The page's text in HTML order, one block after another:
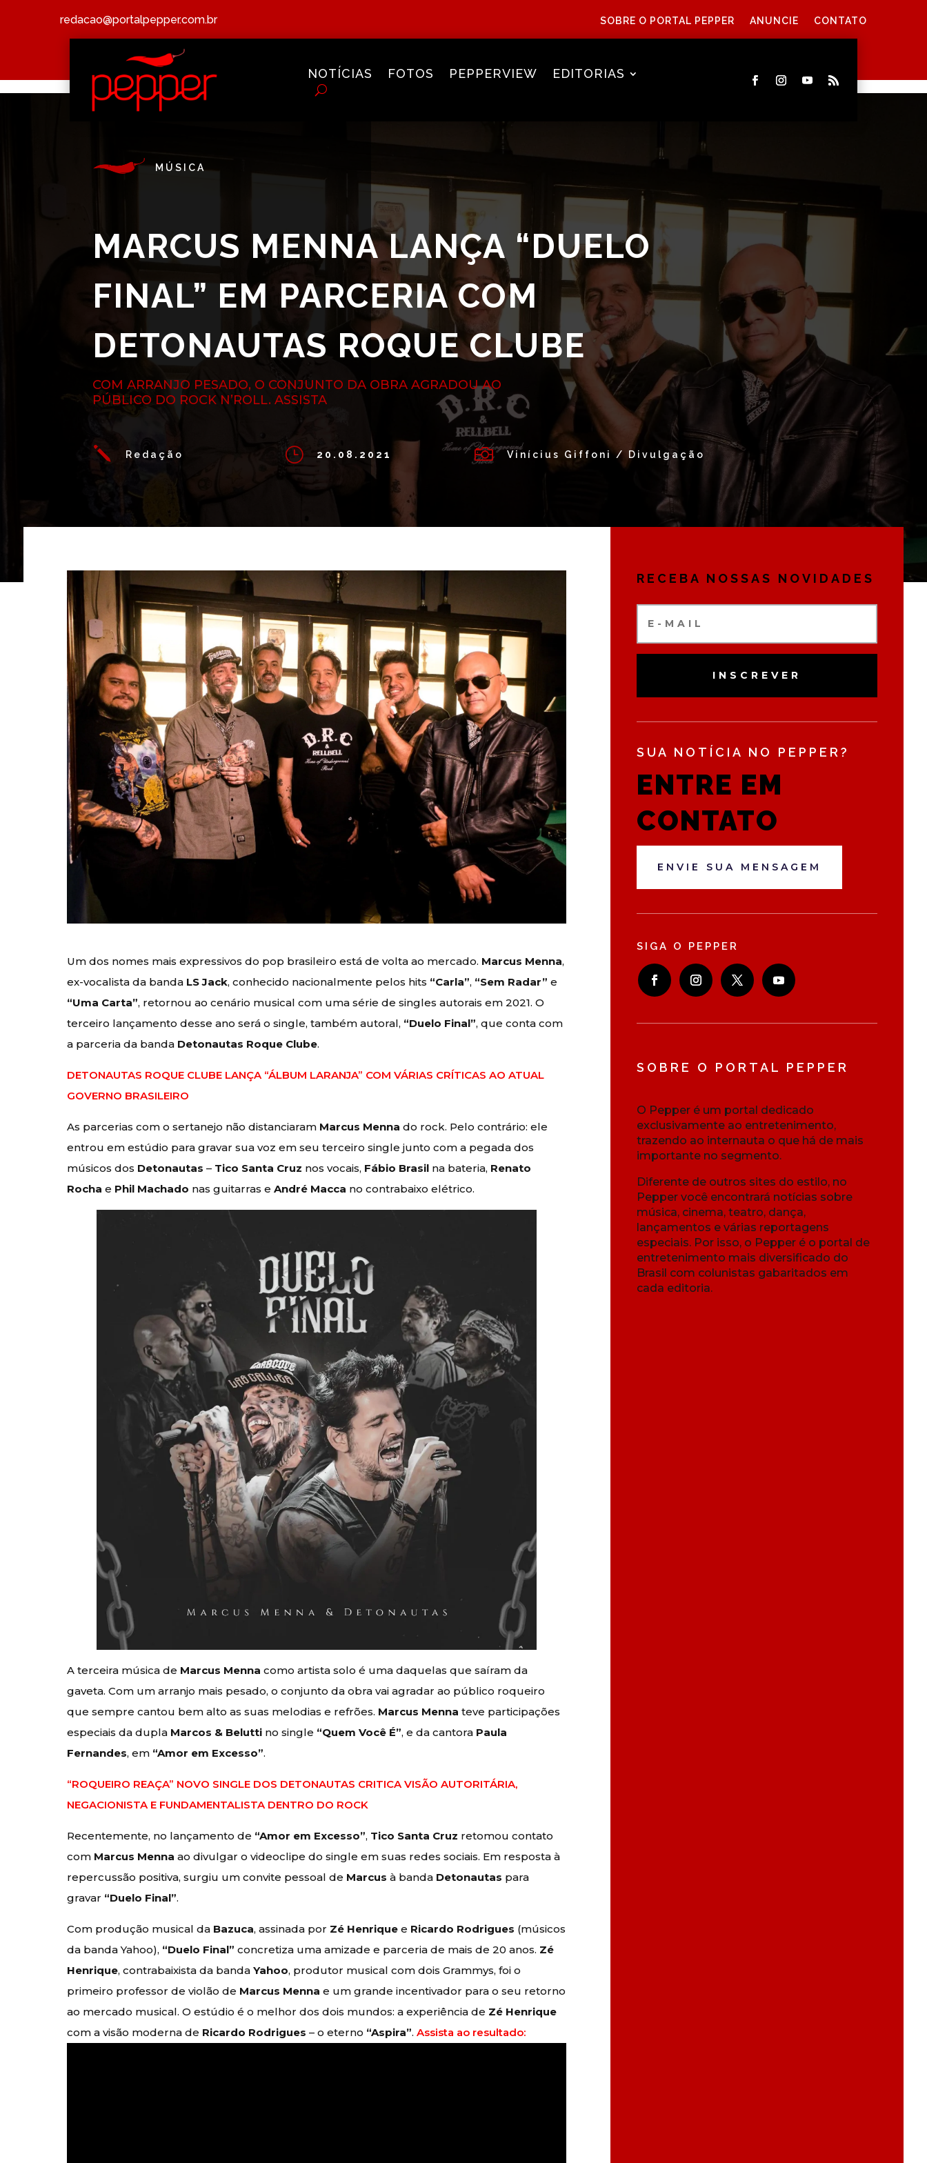
redacao@portalpepper.com.br SOBRE O PORTAL PEPPER ANUNCIE CONTATO
NOTÍCIAS FOTOS PEPPERVIEW EDITORIAS
MÚSICA
MARCUS MENNA LANÇA “DUELO
FINAL” EM PARCERIA COM
DETONAUTAS ROQUE CLUBE
COM ARRANJO PESADO, O CONJUNTO DA OBRA AGRADOU AO
PÚBLICO DO ROCK N’ROLL. ASSISTA
j Redação } 20.08.2021  Vinícius Giffoni / Divulgação
Um dos nomes mais expressivos do pop brasileiro está de volta ao mercado. Marcus Menna,
ex-vocalista da banda LS Jack, conhecido nacionalmente pelos hits “Carla”, “Sem Radar” e
“Uma Carta”, retornou ao cenário musical com uma série de singles autorais em 2021. O
terceiro lançamento desse ano será o single, também autoral, “Duelo Final”, que conta com
a parceria da banda Detonautas Roque Clube.
DETONAUTAS ROQUE CLUBE LANÇA “ÁLBUM LARANJA” COM VÁRIAS CRÍTICAS AO ATUAL
GOVERNO BRASILEIRO
As parcerias com o sertanejo não distanciaram Marcus Menna do rock. Pelo contrário: ele
entrou em estúdio para gravar sua voz em seu terceiro single junto com a pegada dos
músicos dos Detonautas – Tico Santa Cruz nos vocais, Fábio Brasil na bateria, Renato
Rocha e Phil Machado nas guitarras eAndré Macca no contrabaixo elétrico.
A terceira música de Marcus Menna como artista solo é uma daquelas que saíram da
gaveta. Com um arranjo mais pesado, o conjunto da obra vai agradar ao público roqueiro
que sempre cantou bem alto as suas melodias e refrões. Marcus Menna teve participações
especiais da dupla Marcos & Belutti no single “Quem Você É”, e da cantora Paula
Fernandes, em “Amor em Excesso”.
“ROQUEIRO REAÇA” NOVO SINGLE DOS DETONAUTAS CRITICA VISÃO AUTORITÁRIA,
NEGACIONISTA E FUNDAMENTALISTA DENTRO DO ROCK
Recentemente, no lançamento de “Amor em Excesso”, Tico Santa Cruz retomou contato
com Marcus Menna ao divulgar o videoclipe do single em suas redes sociais. Em resposta à
repercussão positiva, surgiu um convite pessoal de Marcus à banda Detonautas para
gravar “Duelo Final”.
Com produção musical da Bazuca, assinada por Zé Henrique e Ricardo Rodrigues (músicos
da banda Yahoo), “Duelo Final” concretiza uma amizade e parceria de mais de 20 anos. Zé
Henrique, contrabaixista da bandaYahoo, produtor musical com dois Grammys, foi o
primeiro professor de violão de Marcus Menna e um grande incentivador para o seu retorno
ao mercado musical. O estúdio é o melhor dos dois mundos: a experiência de Zé Henrique
com a visão moderna de Ricardo Rodrigues – o eterno “Aspira”.Assista ao resultado:
RECEBA NOSSAS NOVIDADES
INSCREVER
SUA NOTÍCIA NO PEPPER?
ENTRE EM
CONTATO
ENVIE SUA MENSAGEM
SIGA O PEPPER
SOBRE O PORTAL PEPPER
O Pepper é um portal dedicado
exclusivamente ao entretenimento,
trazendo ao internauta o que há de mais
importante no segmento.
Diferente de outros sites do estilo, no
Pepper você encontrará notícias sobre
música, cinema, teatro, dança,
lançamentos e várias reportagens
especiais. Por isso, o Pepper é o portal de
entretenimento mais diversificado do
Brasil com colunistas gabaritados em
cada editoria.